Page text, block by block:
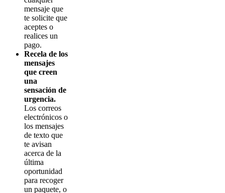
mensaje que
te solicite que
aceptes o
realices un
pago.
Recela de los
mensajes
que creen
una
sensación de
urgencia.
Los correos
electrónicos o
los mensajes
de texto que
te avisan
acerca de la
última
oportunidad
para recoger
un paquete, o